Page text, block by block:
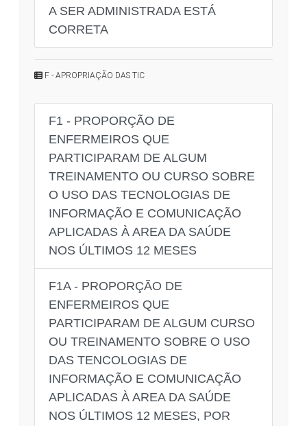
A SER ADMINISTRADA ESTÁ
CORRETA
F - APROPRIAÇÃO DAS TIC
F1 - PROPORÇÃO DE
ENFERMEIROS QUE
PARTICIPARAM DE ALGUM
TREINAMENTO OU CURSO SOBRE
O USO DAS TECNOLOGIAS DE
INFORMAÇÃO E COMUNICAÇÃO
APLICADAS À AREA DA SAÚDE
NOS ÚLTIMOS 12 MESES
F1A - PROPORÇÃO DE
ENFERMEIROS QUE
PARTICIPARAM DE ALGUM CURSO
OU TREINAMENTO SOBRE O USO
DAS TENCOLOGIAS DE
INFORMAÇÃO E COMUNICAÇÃO
APLICADAS À AREA DA SAÚDE
NOS ÚLTIMOS 12 MESES, POR